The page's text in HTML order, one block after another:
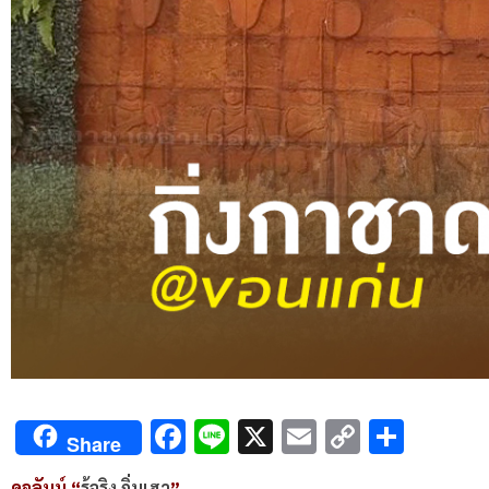
Share Facebook
Line
X Email
Copy